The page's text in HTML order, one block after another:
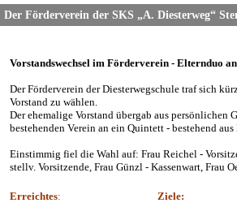
Der Förderverein der SKS „A. Diesterweg“
Vorstandswechsel im Förderverein - Elternduo
Der Förderverein der Diesterwegschule traf sich
Vorstand zu wählen.
Der ehemalige Vorstand übergab aus persönlichen
bestehenden Verein an ein Quintett - bestehend
Einstimmig fiel die Wahl auf: Frau Reichel -
stellv. Vorsitzende, Frau Günzl - Kassenwart, Frau
Erreichtes:
Ziele: